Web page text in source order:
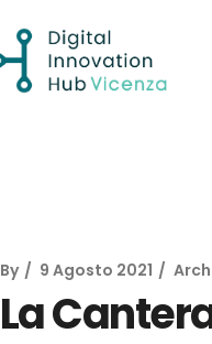
By 9 Agosto 2021
La